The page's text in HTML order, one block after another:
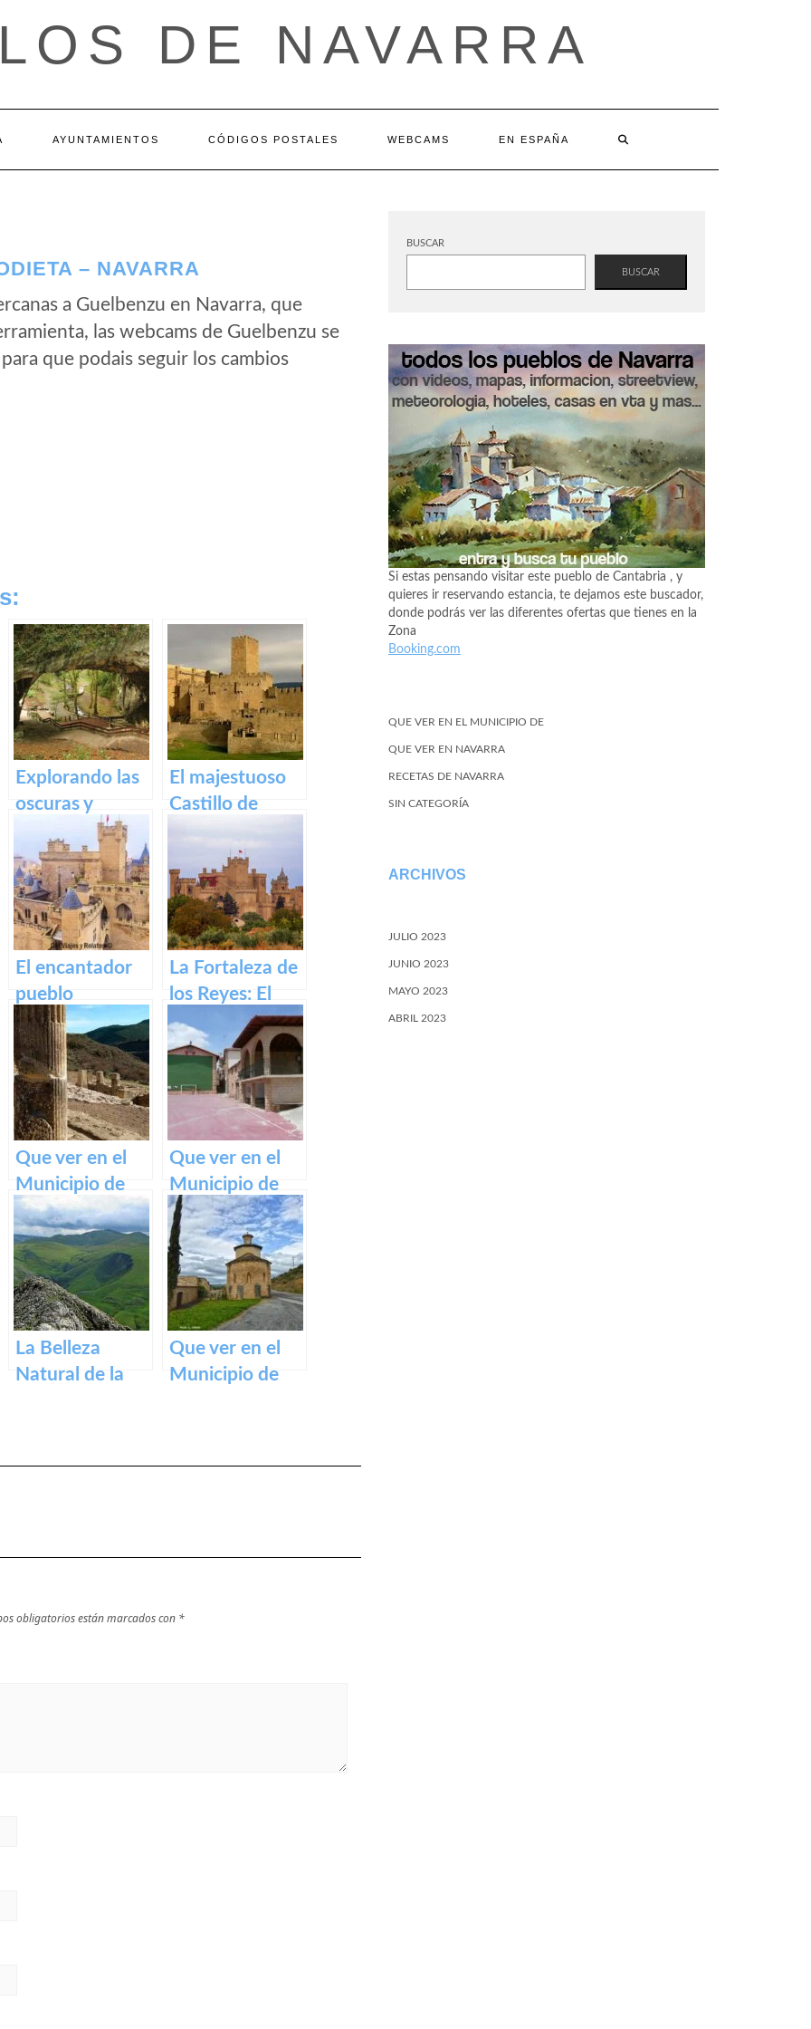
DE NAVARRA
AYUNTAMIENTOS CÓDIGOS POSTALES WEBCAMS EN ESPAÑA
– NAVARRA
a Guelbenzu en Navarra, que
las webcams de Guelbenzu se
que podais seguir los cambios
Explorando las
oscuras y
misteriosas
Cuevas de
Zugarramurdi
El majestuoso
Castillo de
Javier: historia y
legado.
El encantador
pueblo
medieval de
Olite y su
impresionante
Castillo Palacio
Real.
La Fortaleza de
los Reyes: El
Castillo de Olite
Que ver en el
Municipio de
Eslava
(Navarra) en
Navarra
Que ver en el
Municipio de
Armañanzas en
Navarra
La Belleza
Natural de la
Que ver en el
Municipio de
obligatorios están marcados con *
BUSCAR
BUSCAR
Si estas pensando visitar este pueblo de Cantabria , y
quieres ir reservando estancia, te dejamos este buscador,
donde podrás ver las diferentes ofertas que tienes en la
Zona
Booking.com
QUE VER EN EL MUNICIPIO DE
QUE VER EN NAVARRA
RECETAS DE NAVARRA
SIN CATEGORÍA
ARCHIVOS
JULIO 2023
JUNIO 2023
MAYO 2023
ABRIL 2023